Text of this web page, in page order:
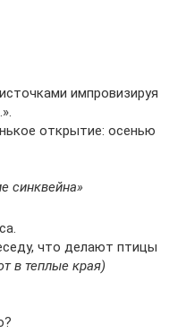
импровизируя
открытие: осенью
синквейна»
что делают птицы
в теплые края)